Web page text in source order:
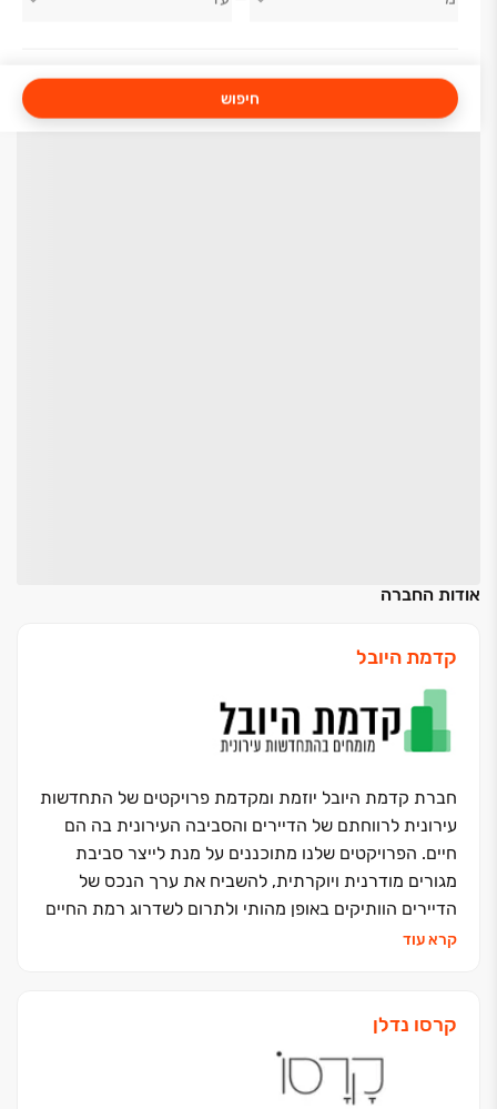
חיפוש
אודות החברה
קדמת היובל
חברת קדמת היובל יוזמת ומקדמת פרויקטים של התחדשות
עירונית לרווחתם של הדיירים והסביבה העירונית בה הם
חיים. הפרויקטים שלנו מתוכננים על מנת לייצר סביבת
מגורים מודרנית ויוקרתית, להשביח את ערך הנכס של
הדיירים הוותיקים באופן מהותי ולתרום לשדרוג רמת החיים
שלהם.
החברות מעמד מוביל בתחום ההתחדשות העירונית, ממנו
נהנים הדיירים הוותיקים והחדשים, הקהילה והעיר בה הן
קרא עוד
קרסו נדלן